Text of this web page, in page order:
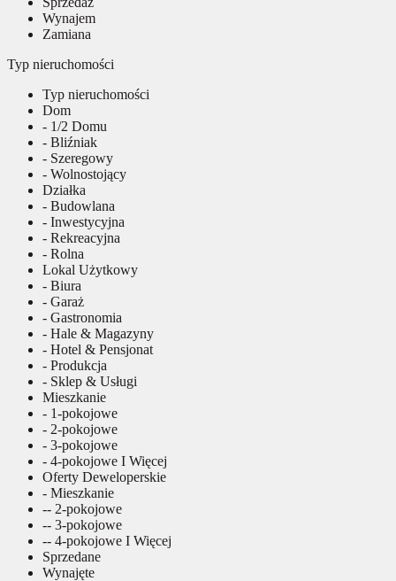
Wynajem
Zamiana
Typ nieruchomości
Typ nieruchomości
Dom
- 1/2 Domu
- Bliźniak
- Szeregowy
- Wolnostojący
Działka
- Budowlana
- Inwestycyjna
- Rekreacyjna
- Rolna
Lokal Użytkowy
- Biura
- Garaż
- Gastronomia
- Hale & Magazyny
- Hotel & Pensjonat
- Produkcja
- Sklep & Usługi
Mieszkanie
- 1-pokojowe
- 2-pokojowe
- 3-pokojowe
- 4-pokojowe I Więcej
Oferty Deweloperskie
- Mieszkanie
-- 2-pokojowe
-- 3-pokojowe
-- 4-pokojowe I Więcej
Sprzedane
Wynajęte